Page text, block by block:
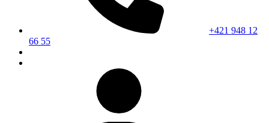
+421 948 12
66 55